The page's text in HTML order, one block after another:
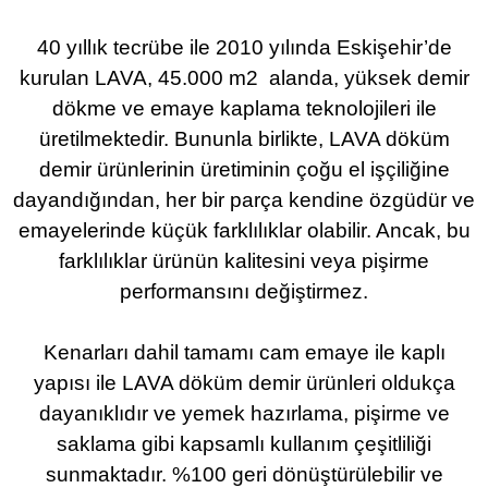
40 yıllık tecrübe ile 2010 yılında Eskişehir’de
kurulan LAVA, 45.000 m2 alanda, yüksek demir
dökme ve emaye kaplama teknolojileri ile
üretilmektedir. Bununla birlikte, LAVA döküm
demir ürünlerinin üretiminin çoğu el işçiliğine
dayandığından, her bir parça kendine özgüdür ve
emayelerinde küçük farklılıklar olabilir. Ancak, bu
farklılıklar ürünün kalitesini veya pişirme
performansını değiştirmez.
Kenarları dahil tamamı cam emaye ile kaplı
yapısı ile LAVA döküm demir ürünleri oldukça
dayanıklıdır ve yemek hazırlama, pişirme ve
saklama gibi kapsamlı kullanım çeşitliliği
sunmaktadır. %100 geri dönüştürülebilir ve